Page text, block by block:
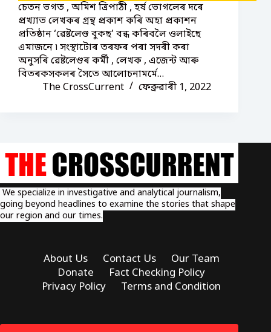
চেতন ভগত , অমিশ ত্ৰিপাঠী , হৰ্ষ ভোগলেৰ দৰে
প্ৰখ্যাত লেখকৰ গ্ৰন্থ প্ৰকাশ কৰি অহা প্ৰকাশন
প্ৰতিষ্ঠান ‘ৱেষ্টলেণ্ড বুকছ’ বন্ধ কৰিবলৈ ওলাইছে
এমাজনে ৷ সংস্থাটোৰ তৰফৰ পৰা সদৰী কৰা
অনুসৰি ৱেষ্টলেণ্ডৰ কৰ্মী , লেখক , এজেন্ট আৰু
বিতৰকসকলৰ সৈতে আলোচনামৰ্মে…
The CrossCurrent
ফেব্ৰুৱাৰী 1, 2022
We specialize in investigative and analytical journalism,
going beyond headlines to examine the stories that shape
our region and our times.
About Us Contact Us
Our Team
Donate
Fact Checking Policy
Privacy Policy
Terms and Condition